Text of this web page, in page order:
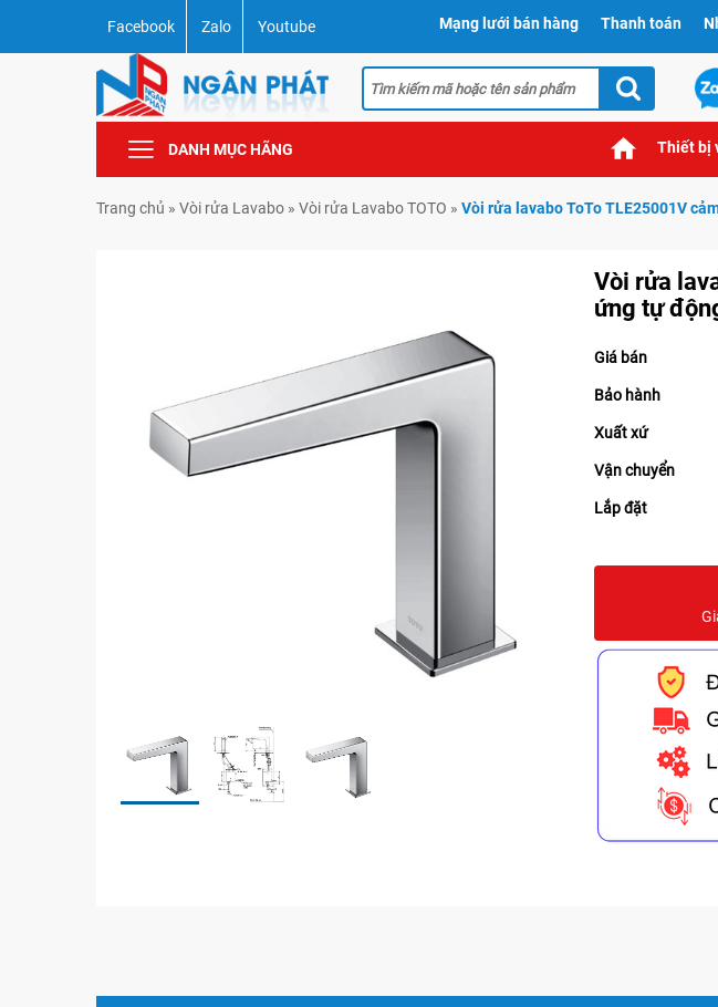
Facebook Zalo Youtube Mạng lưới bán hàng Thanh toán
DANH MỤC HÃNG Thiết bị
Trang chủ » Vòi rửa Lavabo » Vòi rửa Lavabo TOTO » Vòi rửa lavabo ToTo TLE25001V
Vòi rửa
ứng tự
Giá bán
Bảo hành
Xuất xứ
Vận chuyển
Lắp đặt